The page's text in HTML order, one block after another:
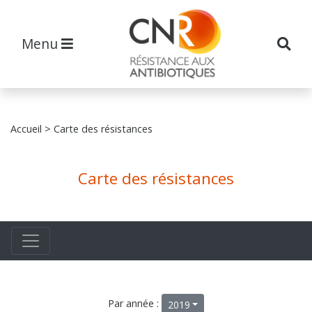
Menu
Accueil > Carte des résistances
Carte des résistances
Par année : 2019